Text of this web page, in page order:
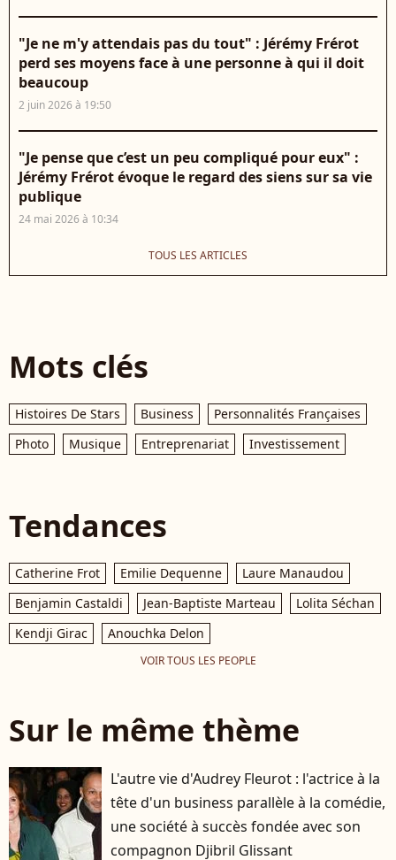
"Je ne m'y attendais pas du tout" : Jérémy Frérot
perd ses moyens face à une personne à qui il doit
beaucoup
2 juin 2026 à 19:50
"Je pense que c’est un peu compliqué pour eux" :
Jérémy Frérot évoque le regard des siens sur sa vie
publique
24 mai 2026 à 10:34
TOUS LES ARTICLES
Mots clés
Histoires De Stars Business
Personnalités Françaises
Photo
Musique Entreprenariat Investissement
Tendances
Catherine Frot Emilie Dequenne
Laure Manaudou
Benjamin Castaldi
Jean-Baptiste Marteau
Lolita Séchan
Kendji Girac
Anouchka Delon
VOIR TOUS LES PEOPLE
Sur le même thème
L'autre vie d'Audrey Fleurot : l'actrice à la
tête d'un business parallèle à la comédie,
une société à succès fondée avec son
compagnon Djibril Glissant